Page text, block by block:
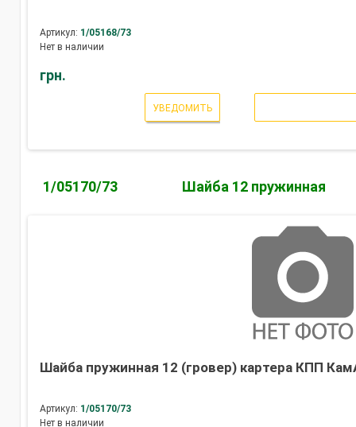
Артикул: 1/05168/73
Нет в наличии
грн.
УВЕДОМИТЬ
1/05170/73 Шайба 12 пружинная
Шайба пружинная 12 (гровер) картера КПП
Артикул: 1/05170/73
Нет в наличии